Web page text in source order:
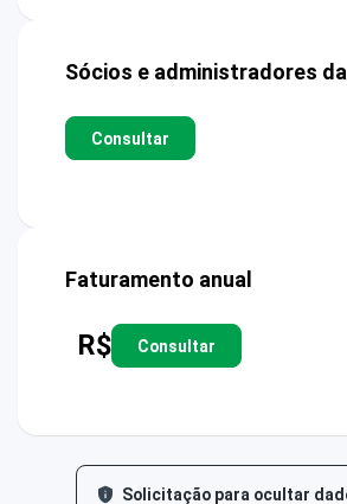
Sócios e administradores
Consultar
Faturamento anual
R$ Consultar
Solicitação para ocultar